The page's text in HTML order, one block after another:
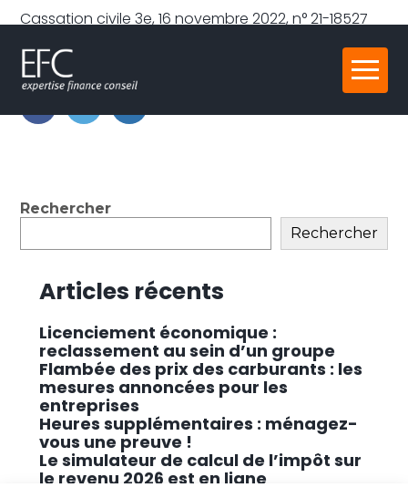
Aller
au
Cassation civile 3e, 16 novembre 2022, n° 21-18527
Partager :
FaceBook
TwitterLinkedIn
Blog
Rechercher
Rechercher
Articles récents
Licenciement économique :
reclassement au sein d’un groupe
Flambée des prix des carburants : les
mesures annoncées pour les
entreprises
Heures supplémentaires : ménagez-
vous une preuve !
Le simulateur de calcul de l’impôt sur
le revenu 2026 est en ligne